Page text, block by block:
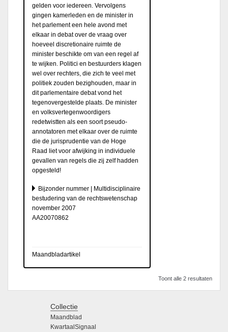
gelden voor iedereen. Vervolgens
gingen kamerleden en de minister in
het parlement een hele avond met
elkaar in debat over de vraag over
hoeveel discretionaire ruimte de
minister beschikte om van een regel af
te wijken. Politici en bestuurders klagen
wel over rechters, die zich te veel met
politiek zouden bezighouden, maar in
dit parlementaire debat vond het
tegenovergestelde plaats. De minister
en volksvertegenwoordigers
redetwistten als een soort pseudo-
annotatoren met elkaar over de ruimte
die de jurisprudentie van de Hoge
Raad liet voor afwijking in individuele
gevallen van regels die zij zelf hadden
opgesteld!
Bijzonder nummer | Multidisciplinaire
bestudering van de rechtswetenschap
november 2007
AA20070862
Maandbladartikel
Toont alle 2 resultaten
Collectie
Maandblad
KwartaalSignaal